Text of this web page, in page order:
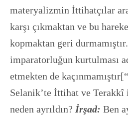
materyalizmin İttihatçılar
karşı çıkmaktan ve bu
kopmaktan geri
imparatorluğun kurtulması
etmekten de kaçınmamıştır[“
Selanik’te İttihat ve
neden ayrıldın? İrşad: Ben